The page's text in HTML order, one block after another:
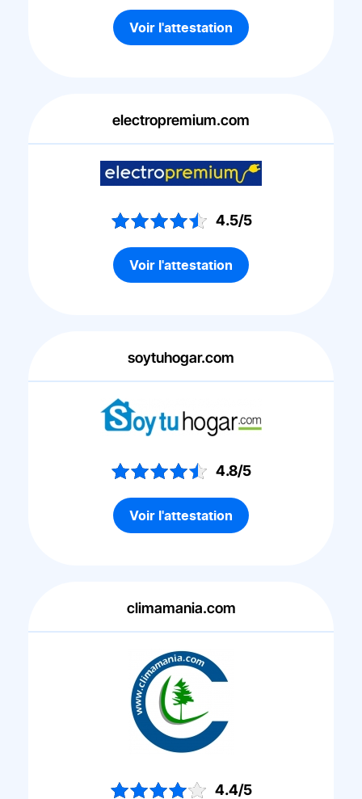
Voir l'attestation
electropremium.com
4.5/5
Voir l'attestation
soytuhogar.com
4.8/5
Voir l'attestation
climamania.com
4.4/5